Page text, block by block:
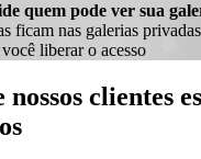
quem pode ver sua
ficam nas galerias
liberar o acesso
nossos clientes